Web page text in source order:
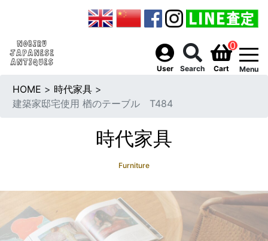
User Search
0
Cart Menu
HOME > 時代家具 >
建築家邸宅使用 楢のテーブル T484
時代家具
Furniture